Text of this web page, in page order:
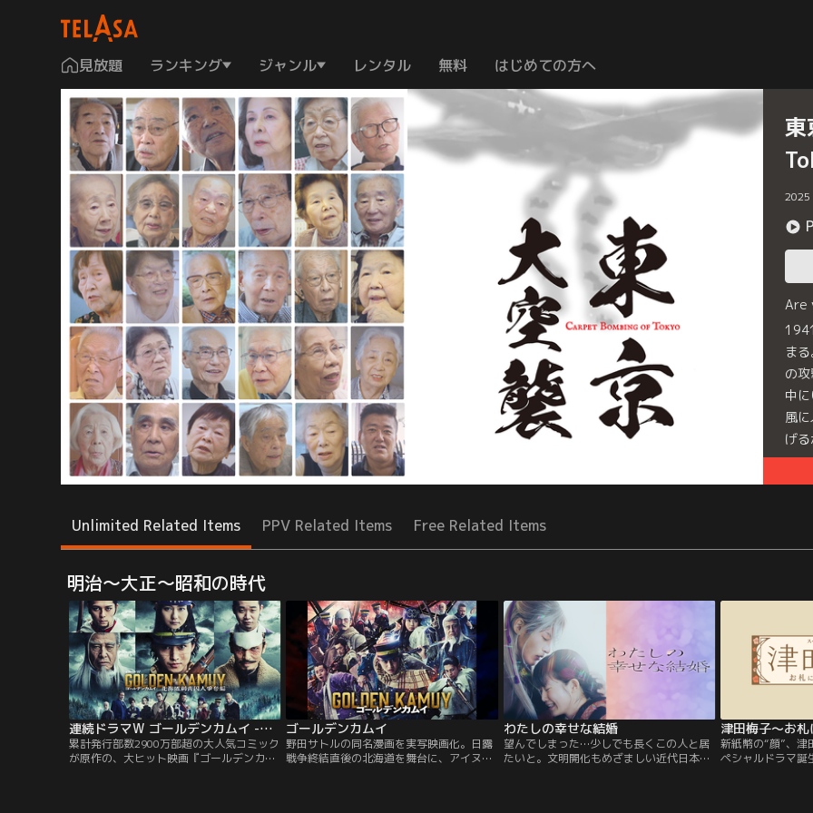
見放題 ランキング ジャンル レンタル 無料 はじめての方へ
2025
Are
ま
の
中
風
げ
Unlimited Related Items PPV Related Items Free Related Items
明治～大正～昭和の時代
連続ドラマW ゴールデンカムイ -北海道刺青囚人争奪編-
累計発行部数2900万部超の大人気コミック
が原作の、大ヒット映画『ゴールデンカム
ゴールデンカムイ
野田サトルの同名漫画を実写映画化。日露
戦争終結直後の北海道を舞台に、アイヌ民
わたしの幸せな結婚
望んでしまった…少しでも長くこの人と居
たいと。文明開化もめざましい近代日本。
津田梅子～お
新紙幣の“顔”、津
ペシャルドラマ